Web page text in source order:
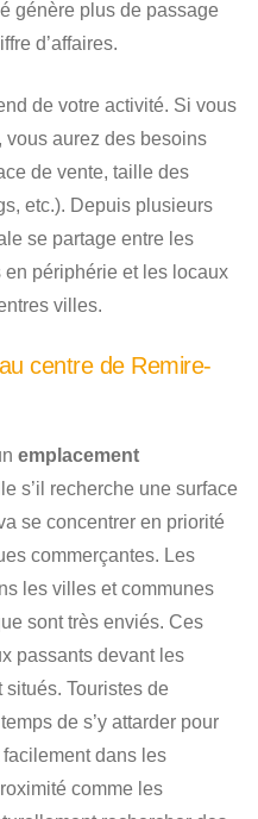
génère plus de passage
d’affaires.
de votre activité. Si vous
vous aurez des besoins
de vente, taille des
etc.). Depuis plusieurs
se partage entre les
périphérie et les locaux
villes.
centre de Remire-
emplacement
s’il recherche une surface
se concentrer en priorité
commerçantes. Les
les villes et communes
sont très enviés. Ces
passants devant les
situés. Touristes de
de s’y attarder pour
dans les
comme les